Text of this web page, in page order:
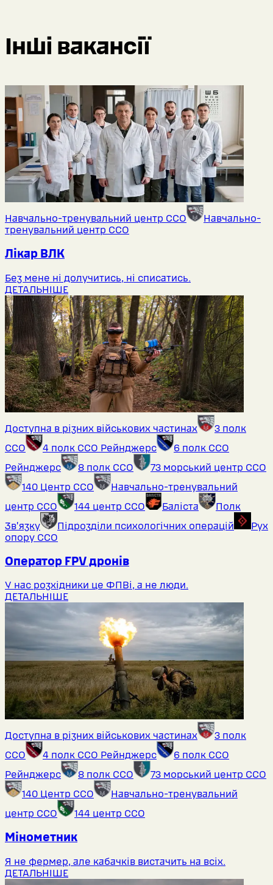
Інші вакансії
Навчально-тренувальний центр ССО
Навчально-
тренувальний центр ССО
Лікар ВЛК
Без мене ні долучитись, ні списатись.
ДЕТАЛЬНІШЕ
Доступна в різних військових частинах
3 полк
ССО
4 полк ССО Рейнджерс
6 полк ССО
Рейнджерс
8 полк ССО
73 морський центр ССО
140 Центр ССО
Навчально-тренувальний
центр ССО
144 центр ССО Баліста
Полк
Звʼязку
Підрозділи психологічних операцій
Рух
опору ССО
Оператор FPV дронів
У нас розхідники це ФПВі, а не люди.
ДЕТАЛЬНІШЕ
Доступна в різних військових частинах
3 полк
ССО
4 полк ССО Рейнджерс
6 полк ССО
Рейнджерс
8 полк ССО
73 морський центр ССО
140 Центр ССО
Навчально-тренувальний
центр ССО
144 центр ССО
Мінометник
Я не фермер, але кабачків вистачить на всіх.
ДЕТАЛЬНІШЕ